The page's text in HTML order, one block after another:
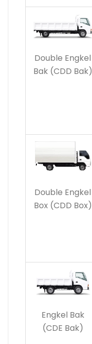
Double Engkel
Bak (CDD Bak)
Double Engkel
Box (CDD Box)
Engkel Bak
(CDE Bak)